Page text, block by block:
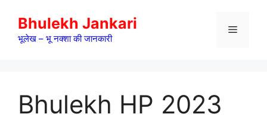
content
Bhulekh Jankari
भूलेख – भू नक्शा की जानकारी
Menu
Bhulekh HP 2023